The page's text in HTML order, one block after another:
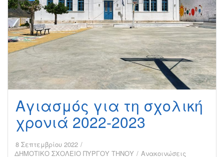
Αγιασμός για τη σχολική
χρονιά 2022-2023
8 Σεπτεμβρίου 2022
ΔΗΜΟΤΙΚΟ ΣΧΟΛΕΙΟ ΠΥΡΓΟΥ ΤΗΝΟΥ
Ανακοινώσεις